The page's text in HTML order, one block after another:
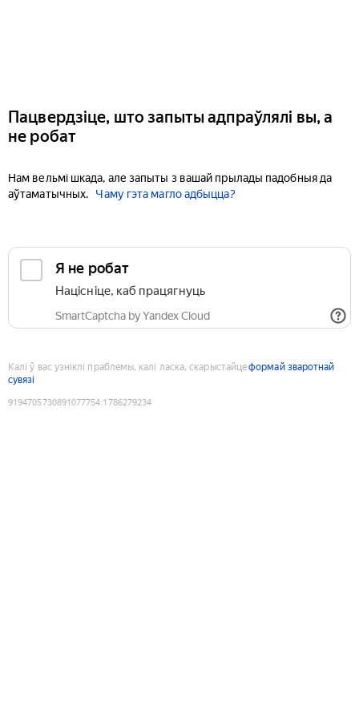
Пацвердзіце, што запыты адпраўлялі вы, а
не робат
Нам вельмі шкада, але запыты з вашай прылады падобныя да
аўтаматычных.
Чаму гэта магло адбыцца?
Я не робат
Націсніце, каб працягнуць
SmartCaptcha by Yandex Cloud
Калі ў вас узніклі праблемы, калі ласка, скарыстайцеформай зваротнай
сувязі
9194705730891077754:1786279234